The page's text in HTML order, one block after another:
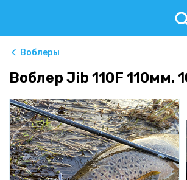
Воблеры
Воблер Jib 110F 110мм.